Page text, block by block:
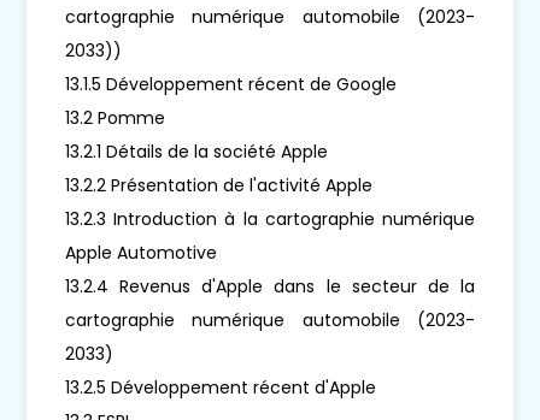
cartographie numérique automobile (2023-
2033))
13.1.5 Développement récent de Google
13.2 Pomme
13.2.1 Détails de la société Apple
13.2.2 Présentation de l'activité Apple
13.2.3 Introduction à la cartographie numérique
Apple Automotive
13.2.4 Revenus d'Apple dans le secteur de la
cartographie numérique automobile (2023-
2033)
13.2.5 Développement récent d'Apple